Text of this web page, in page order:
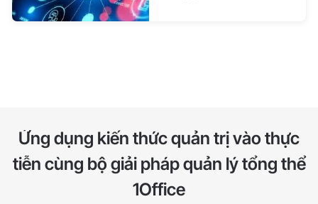
Ứng dụng kiến thức quản trị vào thực
tiễn cùng bộ giải pháp quản lý tổng thể
1Office